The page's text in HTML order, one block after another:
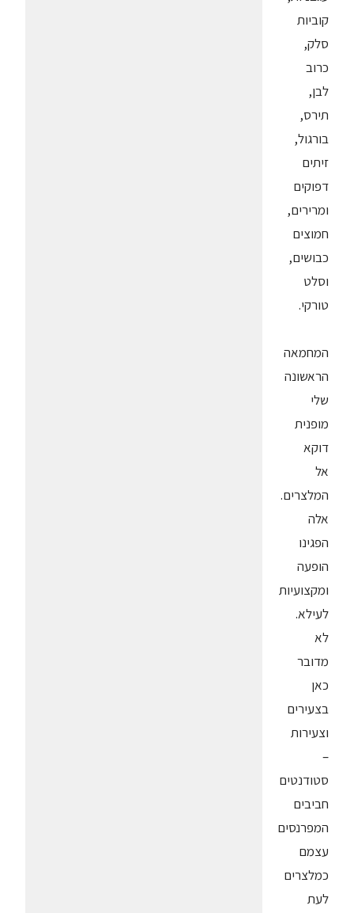
קוביות
סלק,
כרוב
לבן,
תירס,
בורגול,
זיתים
דפוקים
ומרירים,
חמוצים
כבושים,
וסלט
טורקי.
המחמאה
הראשונה
שלי
מופנית
דוקא
אל
המלצרים.
אלה
הפגינו
הופעה
ומקצועיות
לעילא.
לא
מדובר
כאן
בצעירים
וצעירות
–
סטודנטים
חביבים
המפרנסים
עצמם
כמלצרים
לעת